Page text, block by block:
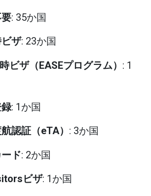
: 35か国
ザ: 23か国
ビザ（EASEプログラム） : 1
: 1か国
認証（eTA） : 3か国
ド: 2か国
ビザ: 1か国